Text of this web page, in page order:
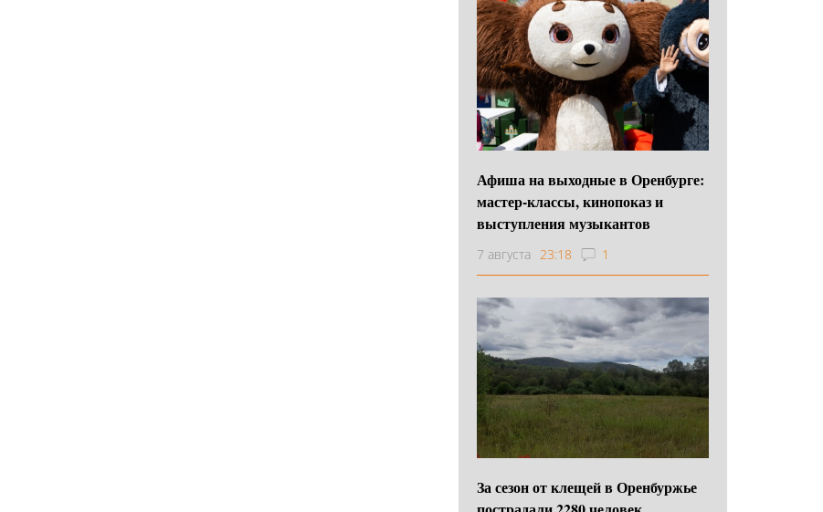
Афиша на выходные в Оренбурге:
мастер-классы, кинопоказ и
выступления музыкантов
7 августа 23:18 1
За сезон от клещей в Оренбуржье